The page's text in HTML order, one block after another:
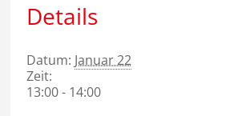
Details
Datum: Januar 22
Zeit:
13:00 - 14:00